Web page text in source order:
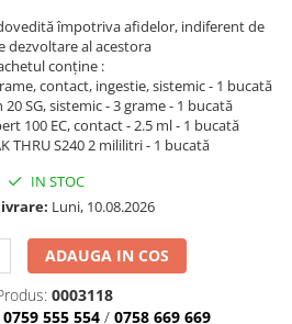
de acid
împotriva afidelor, indiferent de
dezvoltare al acestora
conține :
contact, ingestie, sistemic - 1 bucată
SG, sistemic - 3 grame - 1 bucată
100 EC, contact - 2.5 ml - 1 bucată
THRU S240 2 mililitri - 1 bucată
IN STOC
Luni, 10.08.2026
ADAUGA IN COS
0003118
0759 555 554 / 0758 669 669